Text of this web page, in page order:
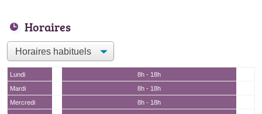
Horaires
Lundi
8h - 18h
Mardi
8h - 18h
Mercredi
8h - 18h